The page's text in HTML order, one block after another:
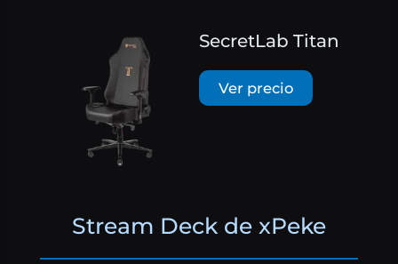
SecretLab Titan
Ver precio
Stream Deck de xPeke